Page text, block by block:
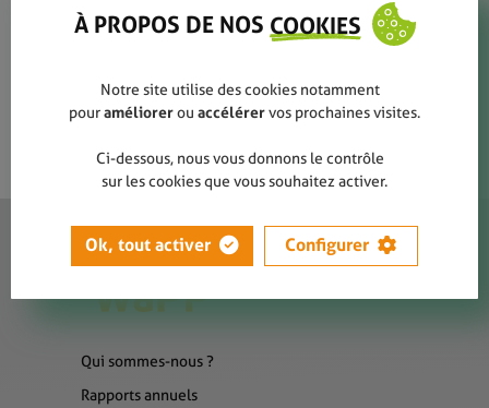
Qui sommes-nous ?
Rapports annuels
À PROPOS DE NOS COOKIES
Notre site utilise des cookies notamment
pouraméliorerou accélérervos prochaines visites.
Ci-dessous, nous vous donnons le contrôle
sur les cookies que vous souhaitez activer.
Ok, tout activer Configurer